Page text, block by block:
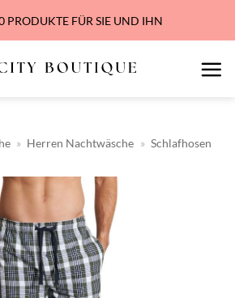
PRODUKTE FÜR SIE UND IHN
» Herren Nachtwäsche » Schlafhosen